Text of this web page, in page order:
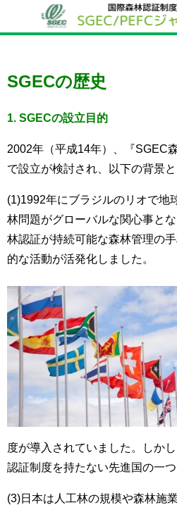
SGECの歴史
1. SGECの設立目的
2002年（平成14年）、『SGEC
で設立が検討され、以下の背景
(1)1992年にブラジルのリオで地
林問題がグローバルな関心事と
林認証が持続可能な森林管理の
的な活動が活発化しました。
度が導入されていました。しか
認証制度を持たない先進国の一つ
(3)日本は人工林の規模や森林施